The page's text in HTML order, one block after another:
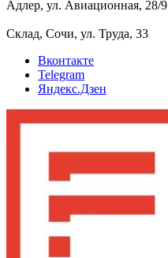
Адлер, ул. Авиационная, 28/9
Склад, Сочи, ул. Труда, 33
Вконтакте
Telegram
Яндекс.Дзен